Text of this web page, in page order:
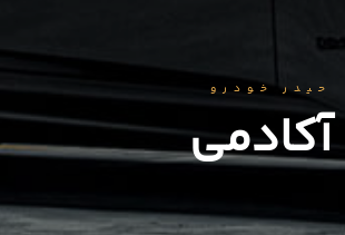
حیدر خودرو
آکادمی